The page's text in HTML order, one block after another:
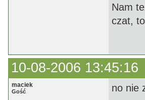
Nam
czat,
10-08-2006 13:45:16
maciek
Gość no nie